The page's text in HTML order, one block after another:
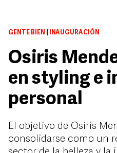
GENTE BIEN INAUGURACIÓN
Osiris
en styling e
personal
El objetivo de Osiris
consolidarse como un